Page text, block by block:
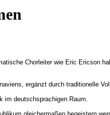
Chorleiter wie Eric Ericson
ergänzt durch traditionelle
im deutschsprachigen Raum.